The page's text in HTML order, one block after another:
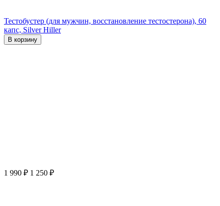
Тестобустер (для мужчин, восстановление тестостерона), 60
капс, Silver Hiller
В корзину
1 990 ₽ 1 250 ₽